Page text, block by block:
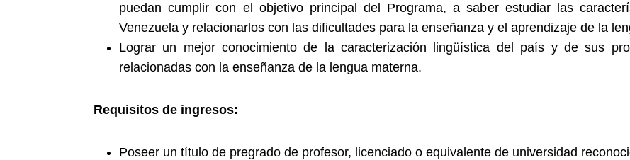
puedan cumplir con el objetivo principal del Programa, a saber estudiar las
Venezuela y relacionarlos con las dificultades para la enseñanza y el aprendizaje de la
Lograr un mejor conocimiento de la caracterización lingüística del país y de sus
relacionadas con la enseñanza de la lengua materna.
Requisitos de ingresos:
Poseer un título de pregrado de profesor, licenciado o equivalente de universidad